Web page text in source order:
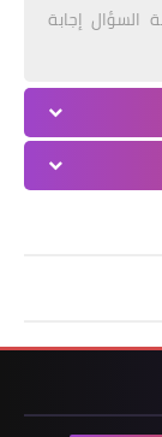
السؤال إجابة